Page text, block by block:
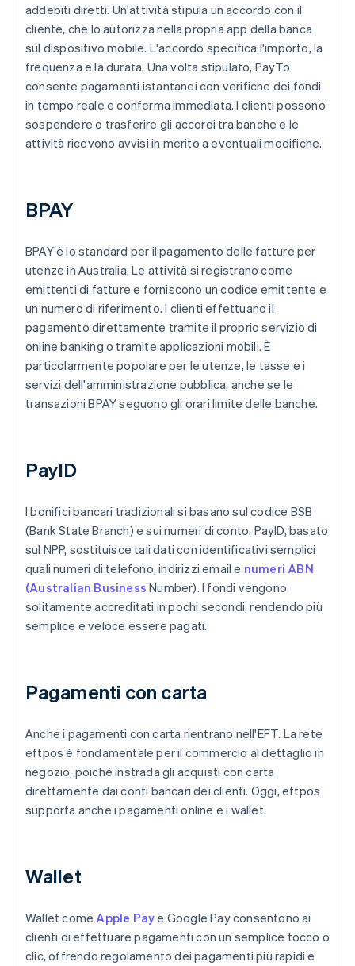
addebiti diretti. Un'attività stipula un accordo con il
cliente, che lo autorizza nella propria app della banca
sul dispositivo mobile. L'accordo specifica l'importo, la
frequenza e la durata. Una volta stipulato, PayTo
consente pagamenti istantanei con verifiche dei fondi
in tempo reale e conferma immediata. I clienti possono
sospendere o trasferire gli accordi tra banche e le
attività ricevono avvisi in merito a eventuali modifiche.
BPAY
BPAY è lo standard per il pagamento delle fatture per
utenze in Australia. Le attività si registrano come
emittenti di fatture e forniscono un codice emittente e
un numero di riferimento. I clienti effettuano il
pagamento direttamente tramite il proprio servizio di
online banking o tramite applicazioni mobili. È
particolarmente popolare per le utenze, le tasse e i
servizi dell'amministrazione pubblica, anche se le
transazioni BPAY seguono gli orari limite delle banche.
PayID
I bonifici bancari tradizionali si basano sul codice BSB
(Bank State Branch) e sui numeri di conto. PayID, basato
sul NPP, sostituisce tali dati con identificativi semplici
quali numeri di telefono, indirizzi email e numeri ABN
(Australian Business Number). I fondi vengono
solitamente accreditati in pochi secondi, rendendo più
semplice e veloce essere pagati.
Pagamenti con carta
Anche i pagamenti con carta rientrano nell'EFT. La rete
eftpos è fondamentale per il commercio al dettaglio in
negozio, poiché instrada gli acquisti con carta
direttamente dai conti bancari dei clienti. Oggi, eftpos
supporta anche i pagamenti online e i wallet.
Wallet
Wallet comeApple Paye Google Pay consentono ai
clienti di effettuare pagamenti con un semplice tocco o
clic, offrendo regolamento dei pagamenti più rapidi e